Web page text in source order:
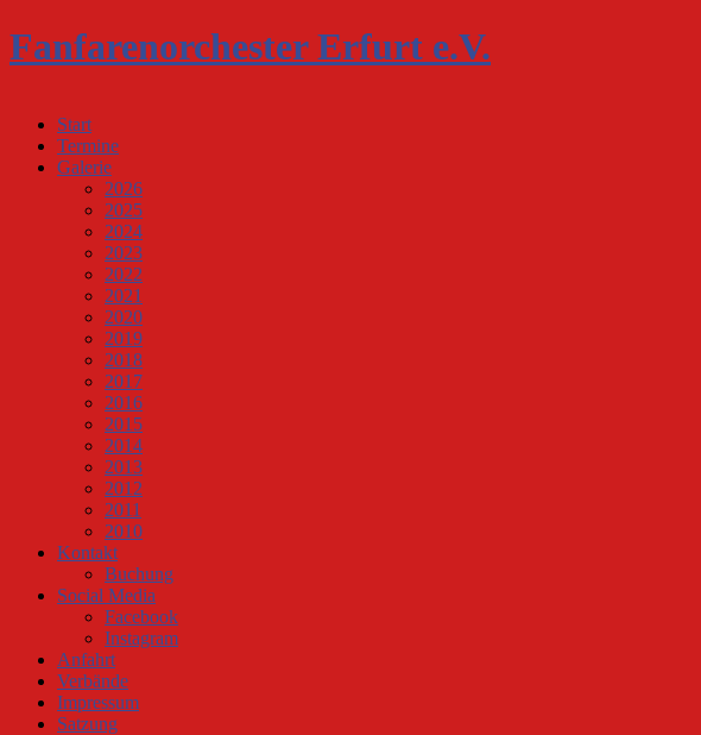
Fanfarenorchester Erfurt e.V.
Start
Termine
Galerie
2026
2025
2024
2023
2022
2021
2020
2019
2018
2017
2016
2015
2014
2013
2012
2011
2010
Kontakt
Buchung
Social Media
Facebook
Instagram
Anfahrt
Verbände
Impressum
Satzung